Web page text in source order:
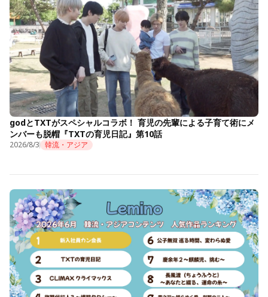
godとTXTがスペシャルコラボ！ 育児の先輩による子育て術にメ
ンバーも脱帽『TXTの育児日記』第10話
2026/8/3 韓流・アジア